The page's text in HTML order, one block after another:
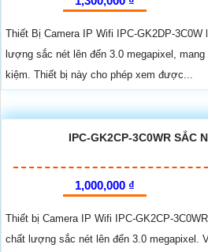
Thiết Bị Camera IP Wifi IPC-GK2DP-
lượng sắc nét lên đến 3.0 megapixel,
kiệm. Thiết bị này cho phép xem được...
IPC-GK2CP-3C0WR SẮC
1,000,000 ₫
Thiết bị Camera IP Wifi IPC-GK2CP-
chất lượng sắc nét lên đến 3.0 megapixel.